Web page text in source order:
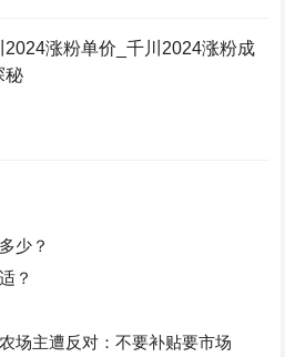
2024涨粉单价_千川2024涨粉成
秘
少？
？
场主遭反对：不要补贴要市场